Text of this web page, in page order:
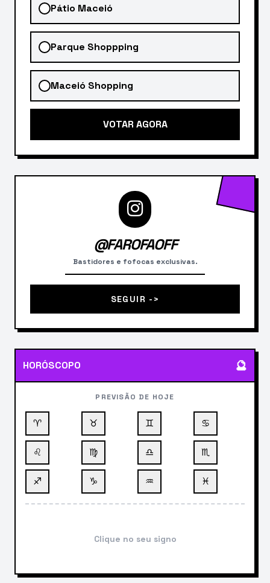
Pátio Maceió
Parque Shoppping
Maceió Shopping
VOTAR AGORA
@FAROFAOFF
Bastidores e fofocas exclusivas.
SEGUIR ->
HORÓSCOPO 🔮
PREVISÃO DE HOJE
♈ ♉ ♊ ♋
♌ ♍ ♎ ♏
♐ ♑ ♒ ♓
Clique no seu signo